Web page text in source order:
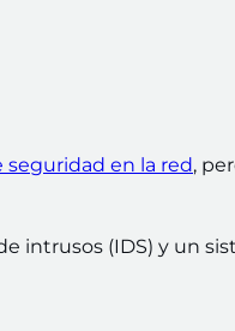
seguridad en la red,
intrusos (IDS) y un